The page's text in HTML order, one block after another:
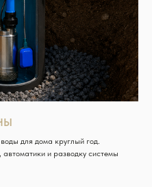
для дома круглый год.
и разводку системы